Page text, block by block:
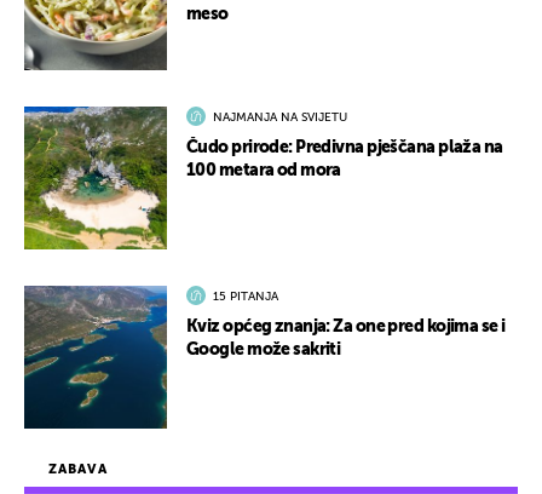
ZABAVA
meso
NAJMANJA NA SVIJETU
Čudo prirode: Predivna pješčana plaža na
100 metara od mora
15 PITANJA
Kviz općeg znanja: Za one pred kojima se i
Google može sakriti